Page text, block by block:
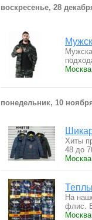
воскресенье, 28
понедельник, 10
Хиты
48 до
Москва
На
флис.
Москва